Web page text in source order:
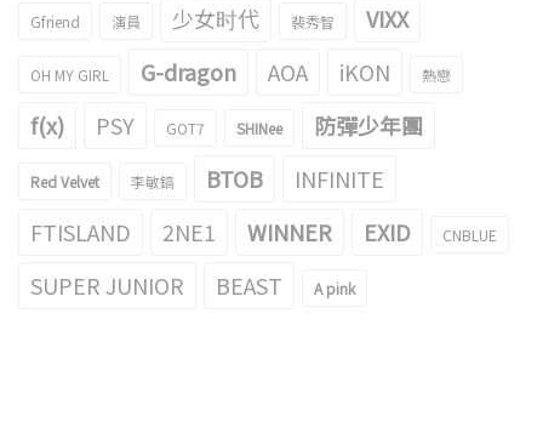
Gfriend 演員 少女时代 裴秀智 VIXX
OH MY GIRL G-dragon AOA iKON 熱戀
f(x) PSY GOT7 SHINee 防彈少年團
Red Velvet 李敏鎬 BTOB
INFINITE
FTISLAND
2NE1 WINNER EXID CNBLUE
SUPER JUNIOR BEAST A pink